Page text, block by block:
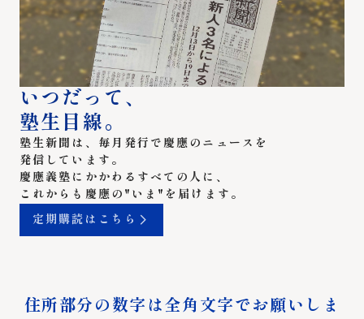
いつだって、
塾生目線。
塾生新聞は、毎月発行で慶應のニュースを
発信しています。
慶應義塾にかかわるすべての人に、
これからも慶應の"いま"を届けます。
定期購読はこちら
住所部分の数字は全角文字でお願いしま